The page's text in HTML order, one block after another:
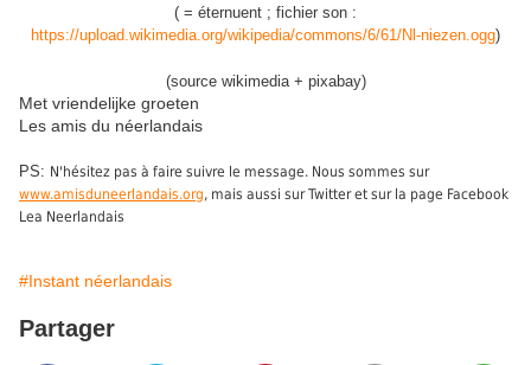
( = éternuent ; fichier son :
https://upload.wikimedia.org/wikipedia/commons/6/61/Nl-niezen.ogg)
(source wikimedia + pixabay)
Met vriendelijke groeten
Les amis du néerlandais
PS: N'hésitez pas à faire suivre le message. Nous sommes sur
www.amisduneerlandais.org, mais aussi sur Twitter et sur la page Facebook
Lea Neerlandais
#Instant néerlandais
Partager